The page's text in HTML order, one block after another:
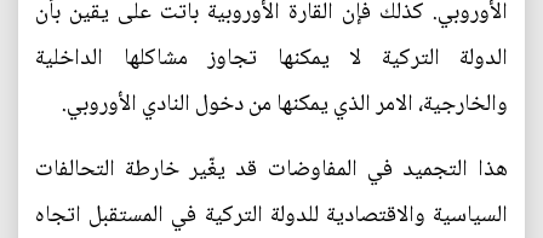
الأوروبي. كذلك فإن القارة الأوروبية باتت على يقين بأن
الدولة التركية لا يمكنها تجاوز مشاكلها الداخلية
والخارجية، الامر الذي يمكنها من دخول النادي الأوروبي.
هذا التجميد في المفاوضات قد يغّير خارطة التحالفات
السياسية والاقتصادية للدولة التركية في المستقبل اتجاه